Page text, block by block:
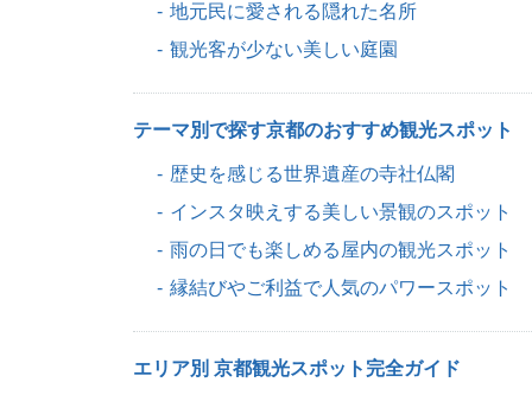
地元民に愛される隠れた名所
観光客が少ない美しい庭園
テーマ別で探す京都のおすすめ観光スポット
歴史を感じる世界遺産の寺社仏閣
インスタ映えする美しい景観のスポット
雨の日でも楽しめる屋内の観光スポット
縁結びやご利益で人気のパワースポット
エリア別 京都観光スポット完全ガイド